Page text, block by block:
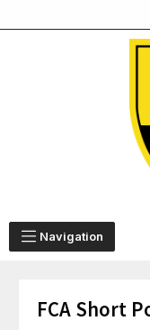
Navigation
FCA Short